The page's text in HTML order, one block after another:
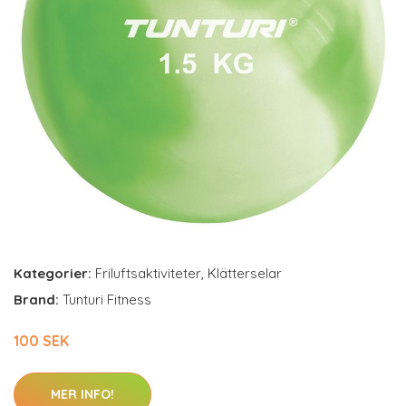
Kategorier: Friluftsaktiviteter, Klätterselar
Brand: Tunturi Fitness
100 SEK
MER INFO!